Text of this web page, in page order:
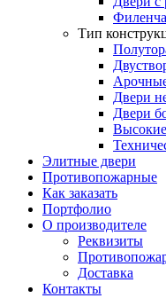
Тип
Двери
Двери
Элитные двери
Противопожарные
Как заказать
Портфолио
О производителе
Реквизиты
Доставка
Контакты